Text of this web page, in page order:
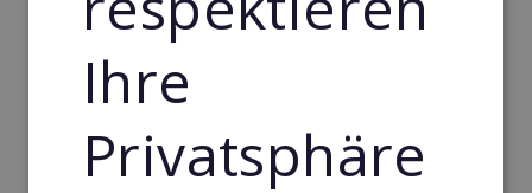
Körperformen EMS
Ihre
Privatsphäre